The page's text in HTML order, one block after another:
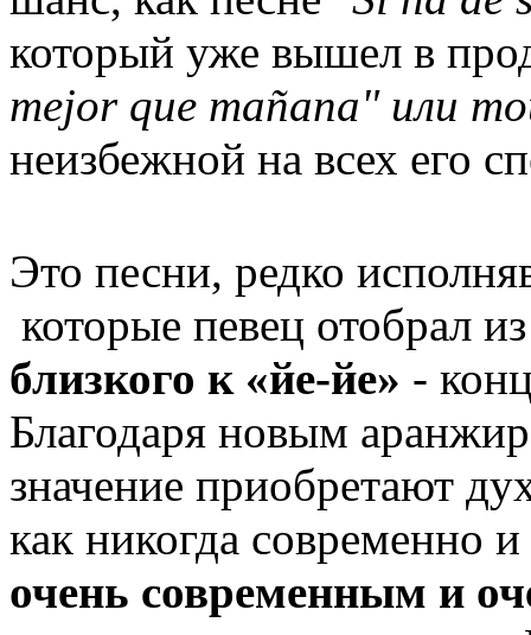
который уже вышел в
mejor que mañana" или
неизбежной на всех его
Это песни, редко
которые певец отобрал
близкого к «йе-йе» -
Благодаря новым
значение приобретают
как никогда современно
очень современным и